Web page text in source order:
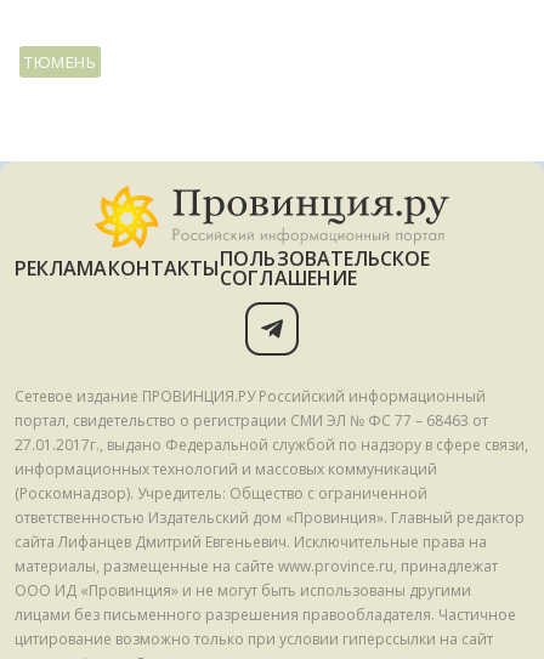
ТЮМЕНЬ
РЕКЛАМАКОНТАКТЫПОЛЬЗОВАТЕЛЬСКОЕ
СОГЛАШЕНИЕ
Сетевое издание ПРОВИНЦИЯ.РУ Российский информационный
портал, свидетельство о регистрации СМИ ЭЛ № ФС 77 – 68463 от
27.01.2017г., выдано Федеральной службой по надзору в сфере связи,
информационных технологий и массовых коммуникаций
(Роскомнадзор). Учредитель: Общество с ограниченной
ответственностью Издательский дом «Провинция». Главный редактор
сайта Лифанцев Дмитрий Евгеньевич. Исключительные права на
материалы, размещенные на сайте www.province.ru, принадлежат
ООО ИД «Провинция» и не могут быть использованы другими
лицами без письменного разрешения правообладателя. Частичное
цитирование возможно только при условии гиперссылки на сайт